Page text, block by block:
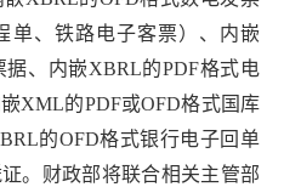
单、铁路电子客票）、内嵌
、内嵌XBRL的PDF格式电
XML的PDF或OFD格式国库
的OFD格式银行电子回单
。财政部将联合相关主管部